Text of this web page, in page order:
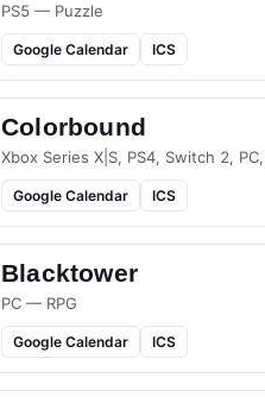
PS5 — Puzzle
Google Calendar ICS
Colorbound
Xbox Series X|S, PS4, Switch 2,
Google Calendar ICS
Blacktower
PC — RPG
Google Calendar ICS